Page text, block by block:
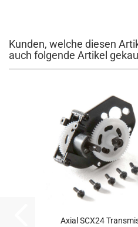
Kunden, welche diesen
auch folgende Artikel
Axial SCX24